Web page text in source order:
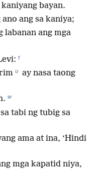
bayan.
ang sa kaniya;
labanan ang mga
t
u ay nasa taong
w
tabi ng tubig sa
ama at ina, ‘Hindi
mga kapatid niya,